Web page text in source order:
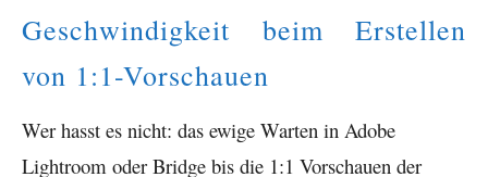
Geschwindigkeit beim Erstellen
von 1:1-Vorschauen
Wer hasst es nicht: das ewige Warten in Adobe
Lightroom oder Bridge bis die 1:1 Vorschauen der